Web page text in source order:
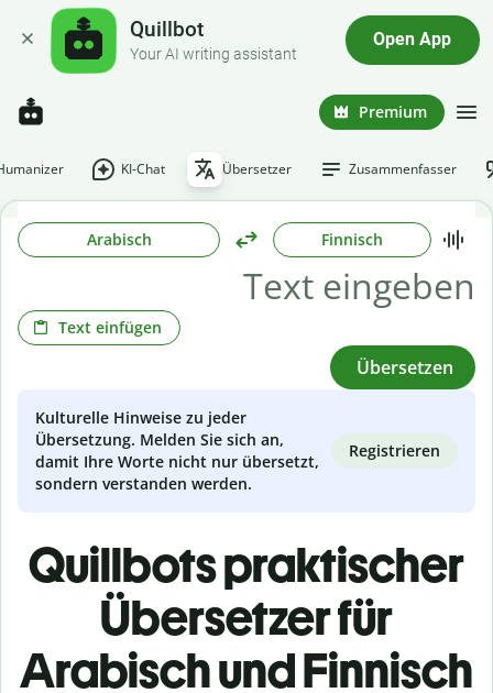
Quillbot
Your AI writing assistant
Open App
Premium
KI-Chat Übersetzer Zusammenfasser
Arabisch Finnisch
Text einfügen
Übersetzen
Kulturelle Hinweise zu jeder
Übersetzung. Melden Sie sich an,
damit Ihre Worte nicht nur übersetzt,
sondern verstanden werden.
Registrieren
Quillbots praktischer
Übersetzer für
Arabisch und Finnisch